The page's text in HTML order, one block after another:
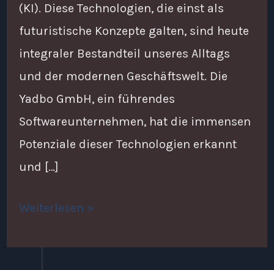
(KI). Diese Technologien, die einst als
futuristische Konzepte galten, sind heute
integraler Bestandteil unseres Alltags
und der modernen Geschäftswelt. Die
Yadbo GmbH, ein führendes
Softwareunternehmen, hat die immensen
Potenziale dieser Technologien erkannt
und […]
Weiterlesen »